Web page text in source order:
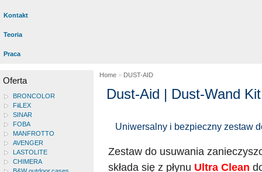
Kontakt
Teoria
Praca
Oferta
BRONCOLOR
FiiLEX
SINAR
FOBA
MANFROTTO
AVENGER
LASTOLITE
CHIMERA
Home » DUST-AID
Dust-Aid | Dust-Wand Kit
Uniwersalny i bezpieczny zestaw
Zestaw do usuwania
składa się z płynu Ultra Clean